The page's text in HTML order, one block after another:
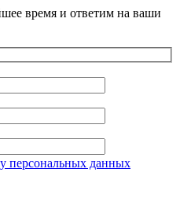
время и ответим на ваши
персональных данных